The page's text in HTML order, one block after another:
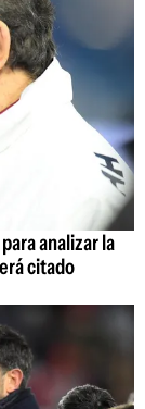
analizar la
citado